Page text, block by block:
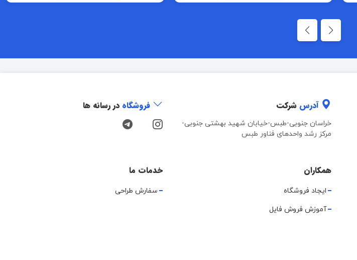
آدرس شرکت
خراسان جنوبی-طبس-خیابان شهید بهشتی جنوبی-
مرکز رشد واحدهای فناور طبس
فروشگاه در رسانه ها
همکاران
ایجاد فروشگاه
آموزش فروش فایل
خدمات ما
سفارش طراحی